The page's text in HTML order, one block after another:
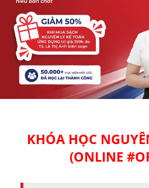
KHÓA HỌC
(ONLINE